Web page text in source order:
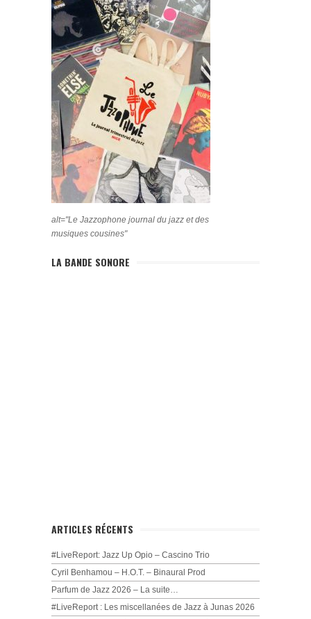
alt="Le Jazzophone journal du jazz et des
musiques cousines"
LA BANDE SONORE
ARTICLES RÉCENTS
#LiveReport: Jazz Up Opio – Cascino Trio
Cyril Benhamou – H.O.T. – Binaural Prod
Parfum de Jazz 2026 – La suite…
#LiveReport : Les miscellanées de Jazz à Junas 2026